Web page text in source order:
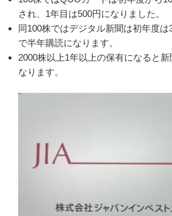
され、1年目は500円になりました。
同100株ではデジタル新聞は初年度
で半年購読になります。
2000株以上1年以上の保有になると
なります。